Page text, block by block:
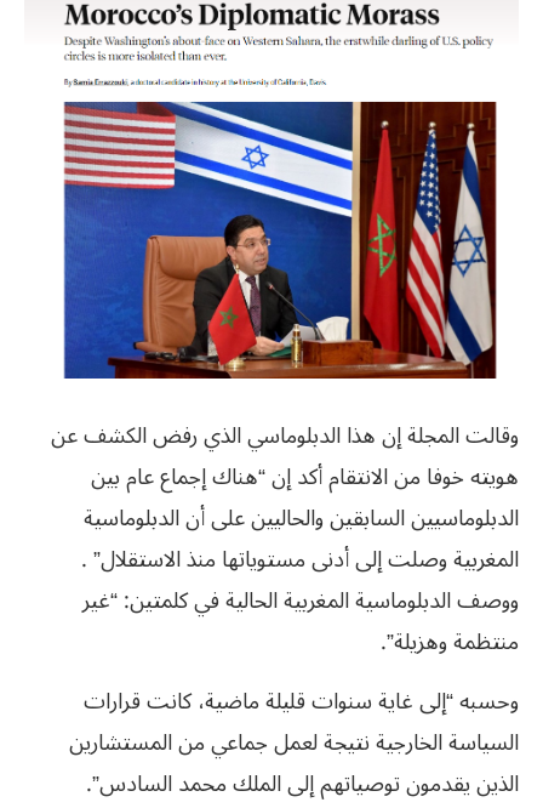
وقالت المجلة إن هذا الدبلوماسي الذي رفض الكشف عن
هويته خوفا من الانتقام أكد إن “هناك إجماع عام بين
الدبلوماسيين السابقين والحاليين على أن الدبلوماسية
المغربية وصلت إلى أدنى مستوياتها منذ الاستقلال” .
ووصف الدبلوماسية المغربية الحالية في كلمتين: “غير
منتظمة وهزيلة”.
وحسبه “إلى غاية سنوات قليلة ماضية، كانت قرارات
السياسة الخارجية نتيجة لعمل جماعي من المستشارين
الذين يقدمون توصياتهم إلى الملك محمد السادس”.